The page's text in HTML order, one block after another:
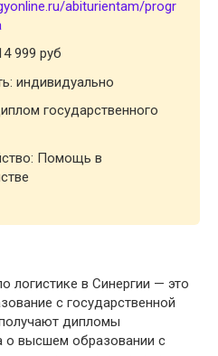
abiturientam/progr
999 руб
индивидуально
государственного
Помощь в
логистике в Синергии — это
с государственной
дипломы
о высшем образовании с